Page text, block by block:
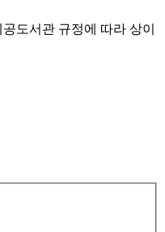
도서관 규정에 따라 상이